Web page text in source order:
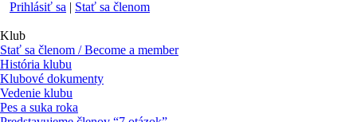
Prihlásiť sa | Stať sa členom
Klub
Stať sa členom / Become a member
História klubu
Klubové dokumenty
Vedenie klubu
Pes a suka roka